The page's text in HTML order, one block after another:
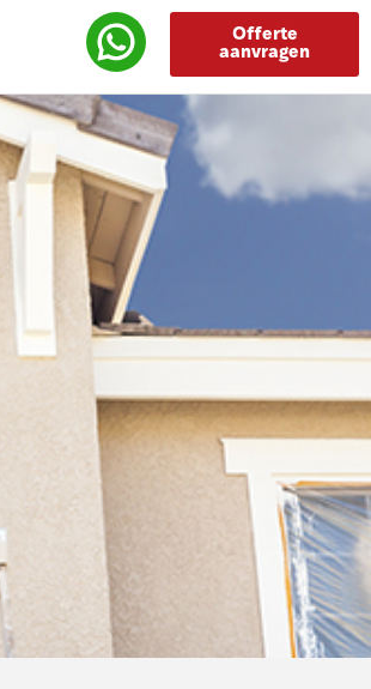
Offerte
aanvragen